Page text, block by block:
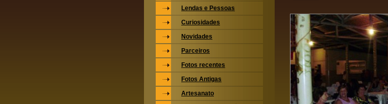
Lendas e Pessoas
Curiosidades
Novidades
Parceiros
Fotos recentes
Fotos Antigas
Artesanato